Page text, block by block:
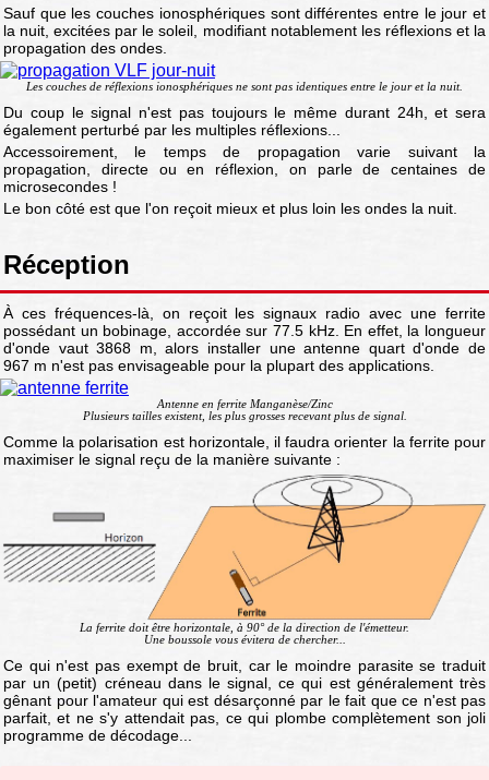
Sauf que les couches ionosphériques sont différentes entre le jour et
la nuit, excitées par le soleil, modifiant notablement les réflexions et la
propagation des ondes.
Les couches de réflexions ionosphériques ne sont pas identiques entre le jour et la nuit.
Du coup le signal n'est pas toujours le même durant 24h, et sera
également perturbé par les multiples réflexions...
Accessoirement, le temps de propagation varie suivant la
propagation, directe ou en réflexion, on parle de centaines de
microsecondes !
Le bon côté est que l'on reçoit mieux et plus loin les ondes la nuit.
Réception
À ces fréquences-là, on reçoit les signaux radio avec une ferrite
possédant un bobinage, accordée sur 77.5 kHz. En effet, la longueur
d'onde vaut 3868 m, alors installer une antenne quart d'onde de
967 m n'est pas envisageable pour la plupart des applications.
Antenne en ferrite Manganèse/Zinc
Plusieurs tailles existent, les plus grosses recevant plus de signal.
Comme la polarisation est horizontale, il faudra orienter la ferrite pour
maximiser le signal reçu de la manière suivante :
La ferrite doit être horizontale, à 90° de la direction de l'émetteur.
Une boussole vous évitera de chercher...
Ce qui n'est pas exempt de bruit, car le moindre parasite se traduit
par un (petit) créneau dans le signal, ce qui est généralement très
gênant pour l'amateur qui est désarçonné par le fait que ce n'est pas
parfait, et ne s'y attendait pas, ce qui plombe complètement son joli
programme de décodage...